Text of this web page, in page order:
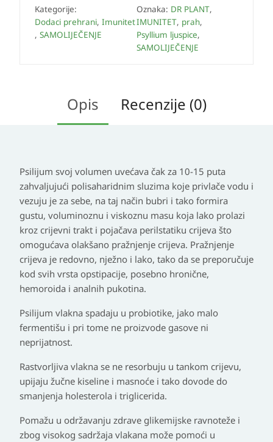
Kategorije:
Dodaci prehrani, Imunitet
, SAMOLIJEČENJE
Oznaka: DR PLANT,
IMUNITET, prah,
Psyllium ljuspice,
SAMOLIJEČENJE
Opis Recenzije (0)
Psilijum svoj volumen uvećava čak za 10-15 puta
zahvaljujući polisaharidnim sluzima koje privlače vodu i
vezuju je za sebe, na taj način bubri i tako formira
gustu, voluminoznu i viskoznu masu koja lako prolazi
kroz crijevni trakt i pojačava perilstatiku crijeva što
omogućava olakšano pražnjenje crijeva. Pražnjenje
crijeva je redovno, nježno i lako, tako da se preporučuje
kod svih vrsta opstipacije, posebno hronične,
hemoroida i analnih pukotina.
Psilijum vlakna spadaju u probiotike, jako malo
fermentišu i pri tome ne proizvode gasove ni
neprijatnost.
Rastvorljiva vlakna se ne resorbuju u tankom crijevu,
upijaju žučne kiseline i masnoće i tako dovode do
smanjenja holesterola i triglicerida.
Pomažu u održavanju zdrave glikemijske ravnoteže i
zbog visokog sadržaja vlakana može pomoći u